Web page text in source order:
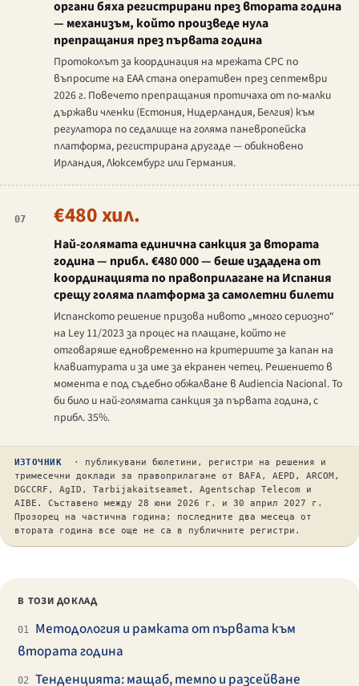
органи бяха регистрирани през втората година
— механизъм, който произведе нула
препращания през първата година
Протоколът за координация на мрежата CPC по
въпросите на EAA стана оперативен през септември
2026 г. Повечето препращания протичаха от по-малки
държави членки (Естония, Нидерландия, Белгия) към
регулатора по седалище на голяма паневропейска
платформа, регистрирана другаде — обикновено
Ирландия, Люксембург или Германия.
07 €480 хил.
Най-голямата единична санкция за втората
година — прибл. €480 000 — беше издадена от
координацията по правоприлагане на Испания
срещу голяма платформа за самолетни билети
Испанското решение призова нивото „много сериозно“
на Ley 11/2023 за процес на плащане, който не
отговаряше едновременно на критериите за капан на
клавиатурата и за име за екранен четец. Решението в
момента е под съдебно обжалване в Audiencia Nacional. То
би било и най-голямата санкция за първата година, с
прибл. 35%.
ИЗТОЧНИК
· публикувани бюлетини, регистри на решения и
тримесечни доклади за правоприлагане от BAFA, AEPD, ARCOM,
DGCCRF, AgID, Tarbijakaitseamet , Agentschap Telecom и
AIBE. Съставено между 28 юни 2026 г. и 30 април 2027 г.
Прозорец на частична година; последните два месеца от
втората година все още не са в публичните регистри.
В ТОЗИ ДОКЛАД
01 Методология и рамката от първата към
втората година
02 Тенденцията: мащаб, темпо и разсейване